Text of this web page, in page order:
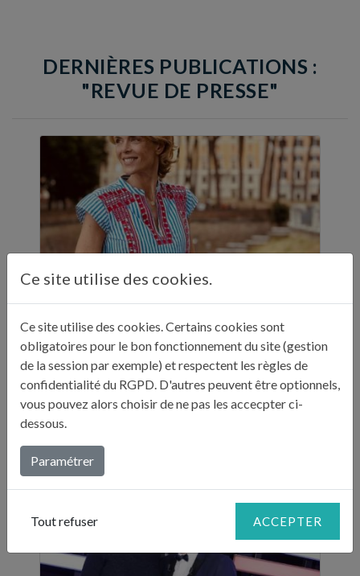
DERNIÈRES PUBLICATIONS :
"REVUE DE PRESSE"
ELLE A TABLE - 11 ADRESSES GASTRONOMIQUES RECOMMANDÉES PAR JULIE ANDRIEU - NOVEMBRE 2024
"Sur ses réseaux, Julie Andrieu nous emmène
en Italie pendant cinq semaines à la
découverte de différentes villes. Entre
adresses culturelles, musées, ...
Ce site utilise des cookies.
Ce site utilise des cookies. Certains cookies sont
obligatoires pour le bon fonctionnement du site (gestion
de la session par exemple) et respectent les règles de
confidentialité du RGPD. D'autres peuvent être optionnels,
vous pouvez alors choisir de ne pas les accecpter ci-
dessous.
Paramétrer
Tout refuser ACCEPTER